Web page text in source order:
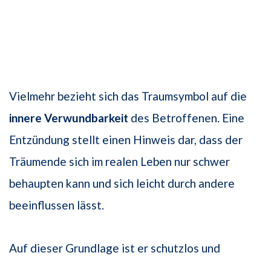
Vielmehr bezieht sich das Traumsymbol auf die
innere Verwundbarkeit des Betroffenen. Eine
Entzündung stellt einen Hinweis dar, dass der
Träumende sich im realen Leben nur schwer
behaupten kann und sich leicht durch andere
beeinflussen lässt.
Auf dieser Grundlage ist er schutzlos und